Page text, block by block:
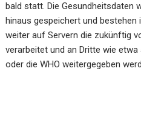
bald statt. Die Gesundheitsdaten
hinaus gespeichert und bestehen
weiter auf Servern die zukünftig
verarbeitet und an Dritte wie
oder die WHO weitergegeben